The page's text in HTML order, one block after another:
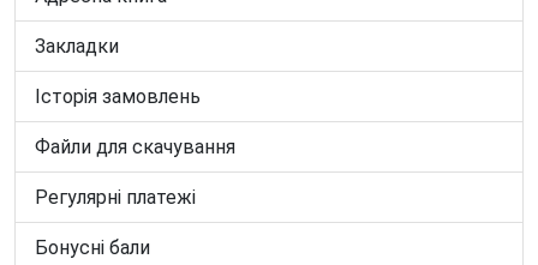
Додаткові послуги оренди автомобілів
Закладки
Історія замовлень
Файли для скачування
Регулярні платежі
Бонусні бали